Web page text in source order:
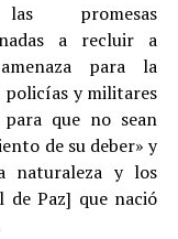
promesas
a recluir a
para la
policías y militares
que no sean
de su deber» y
naturaleza y los
de Paz] que nació